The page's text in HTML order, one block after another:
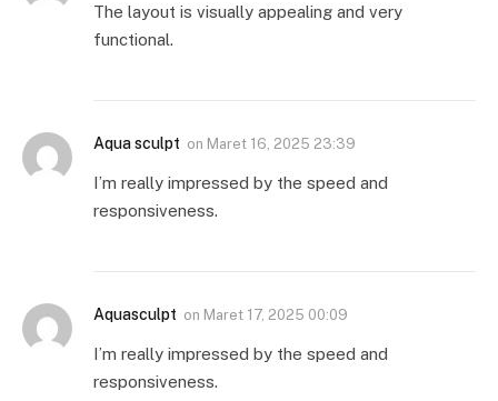
The layout is visually appealing and very
functional.
Aqua sculpt on Maret 16, 2025 23:39
I’m really impressed by the speed and
responsiveness.
Aquasculpt on Maret 17, 2025 00:09
I’m really impressed by the speed and
responsiveness.